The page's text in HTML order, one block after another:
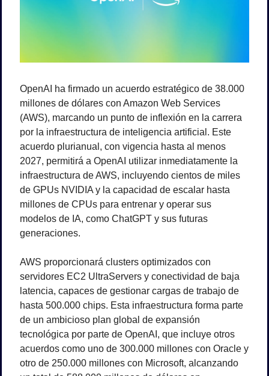
OpenAI ha firmado un acuerdo estratégico de 38.000
millones de dólares con Amazon Web Services
(AWS), marcando un punto de inflexión en la carrera
por la infraestructura de inteligencia artificial. Este
acuerdo plurianual, con vigencia hasta al menos
2027, permitirá a OpenAI utilizar inmediatamente la
infraestructura de AWS, incluyendo cientos de miles
de GPUs NVIDIA y la capacidad de escalar hasta
millones de CPUs para entrenar y operar sus
modelos de IA, como ChatGPT y sus futuras
generaciones.
AWS proporcionará clusters optimizados con
servidores EC2 UltraServers y conectividad de baja
latencia, capaces de gestionar cargas de trabajo de
hasta 500.000 chips. Esta infraestructura forma parte
de un ambicioso plan global de expansión
tecnológica por parte de OpenAI, que incluye otros
acuerdos como uno de 300.000 millones con Oracle y
otro de 250.000 millones con Microsoft, alcanzando